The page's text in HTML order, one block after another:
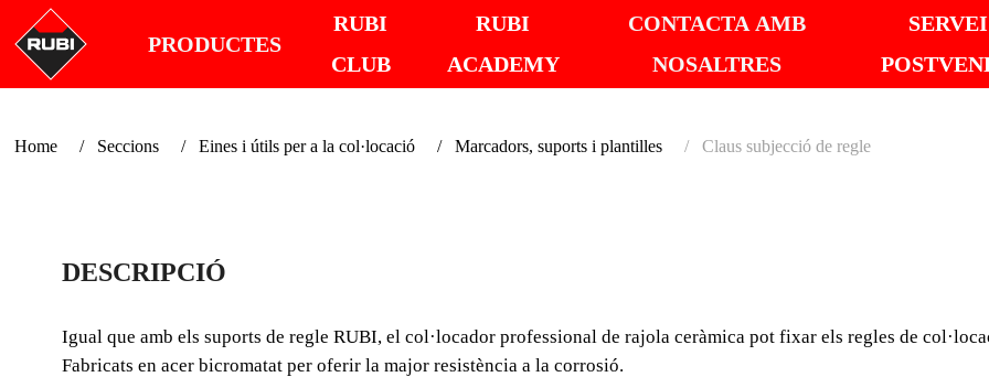
PRODUCTES
RUBI
CLUB
RUBI
ACADEMY
CONTACTA AMB
NOSALTRES
SERVEI
Home Seccions Eines i útils per a la col·locació Marcadors, suports i plantilles Claus subjecció de regle
DESCRIPCIÓ
Igual que amb els suports de regle RUBI, el col·locador professional de rajola ceràmica pot fixar els regles de
Fabricats en acer bicromatat per oferir la major resistència a la corrosió.